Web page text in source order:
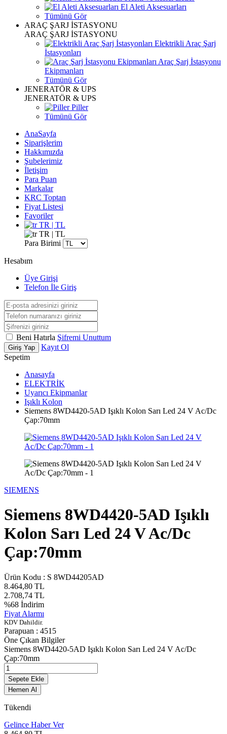
El Aleti Aksesuarları
Tümünü Gör
ARAÇ ŞARJ İSTASYONU
ARAÇ ŞARJ İSTASYONU
Elektrikli Araç Şarj
İstasyonları
Araç Şarj İstasyonu
Ekipmanları
Tümünü Gör
JENERATÖR & UPS
JENERATÖR & UPS
Piller
Tümünü Gör
AnaSayfa
Siparişlerim
Hakkımızda
Şubelerimiz
İletişim
Para Puan
Markalar
KRC Toptan
Fiyat Listesi
Favoriler
TR | TL
TR | TL
Para Birimi
Hesabım
Üye Girişi
Telefon İle Giriş
Beni Hatırla Şifremi Unuttum
Giriş Yap
Kayıt Ol
Sepetim
Anasayfa
ELEKTRİK
Uyarıcı Ekipmanlar
Işıklı Kolon
Siemens 8WD4420-5AD Işıklı Kolon Sarı Led 24 V Ac/Dc
Çap:70mm
SIEMENS
Siemens 8WD4420-5AD Işıklı
Kolon Sarı Led 24 V Ac/Dc
Çap:70mm
Ürün Kodu : S 8WD44205AD
8.464,80 TL
2.708,74 TL
%68 İndirim
Fiyat Alarmı
KDV Dahildir.
Parapuan : 4515
Öne Çıkan Bilgiler
Siemens 8WD4420-5AD Işıklı Kolon Sarı Led 24 V Ac/Dc
Çap:70mm
Sepete Ekle
Hemen Al
Tükendi
Gelince Haber Ver